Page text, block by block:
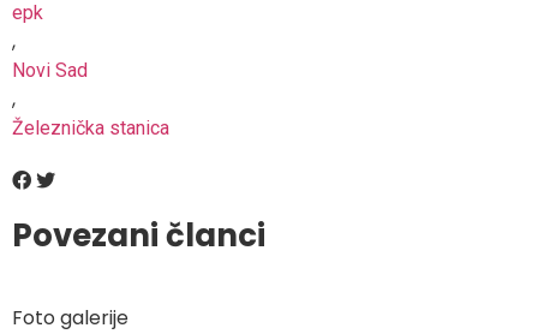
epk
,
Novi Sad
,
Železnička stanica
Povezani članci
Foto galerije